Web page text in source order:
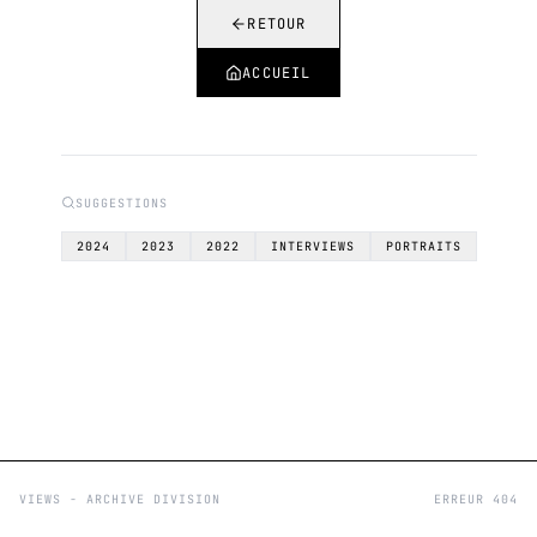
RETOUR
ACCUEIL
SUGGESTIONS
2024 2023 2022 INTERVIEWS PORTRAITS
VIEWS - ARCHIVE DIVISION ERREUR 404